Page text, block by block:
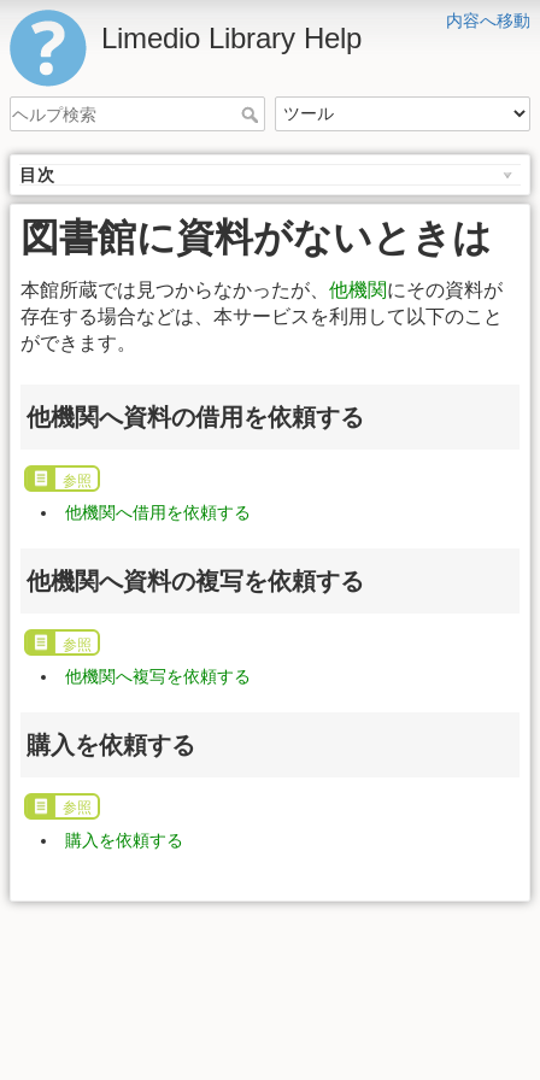
内容へ移動
Limedio Library Help
目次
図書館に資料がないときは
本館所蔵では見つからなかったが、 他機関にその資料が
存在する場合などは、本サービスを利用して以下のこと
ができます。
他機関へ資料の借用を依頼する
参照
他機関へ借用を依頼する
他機関へ資料の複写を依頼する
参照
他機関へ複写を依頼する
購入を依頼する
参照
購入を依頼する